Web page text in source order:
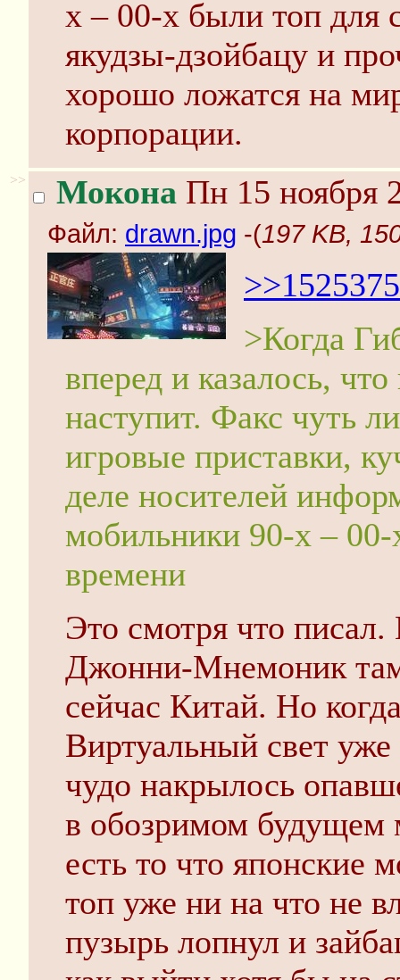
х – 00-х были топ для
якудзы-дзойбацу и
хорошо ложатся на
корпорации.
>> Мокона Пн 15 ноября
Файл: drawn.jpg -(197 KB,
>>1525375
>Когда
вперед и казалось,
наступит. Факс чуть
игровые приставки,
деле носителей
мобильники 90-х –
времени
Это смотря что
Джонни-Мнемоник там
сейчас Китай. Но
Виртуальный свет уже
чудо накрылось
в обозримом будущем
есть то что японские
топ уже ни на что не
пузырь лопнул и